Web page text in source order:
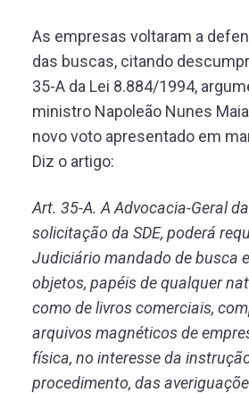
As empresas voltaram a
das buscas, citando
35-A da Lei 8.884/1994,
ministro Napoleão Nunes
novo voto apresentado em
Diz o artigo:
Art. 35-A. A Advocacia-Geral
solicitação da SDE, poderá
Judiciário mandado de busca
objetos, papéis de qualquer
como de livros comerciais,
arquivos magnéticos de
física, no interesse da
procedimento, das